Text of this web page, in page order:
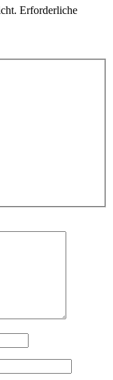
Erforderliche